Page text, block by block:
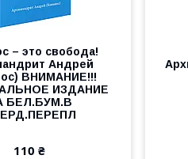
– это свобода!
Андрей
ВНИМАНИЕ!!!
ИЗДАНИЕ
БЕЛ.БУМ.В
110 ₴